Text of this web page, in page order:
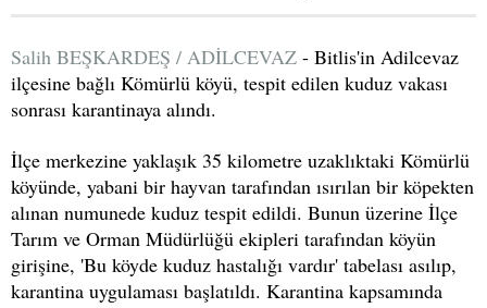
Salih BEŞKARDEŞ / ADİLCEVAZ - Bitlis'in Adilcevaz
ilçesine bağlı Kömürlü köyü, tespit edilen kuduz vakası
sonrası karantinaya alındı.
İlçe merkezine yaklaşık 35 kilometre uzaklıktaki Kömürlü
köyünde, yabani bir hayvan tarafından ısırılan bir köpekten
alınan numunede kuduz tespit edildi. Bunun üzerine İlçe
Tarım ve Orman Müdürlüğü ekipleri tarafından köyün
girişine, 'Bu köyde kuduz hastalığı vardır' tabelası asılıp,
karantina uygulaması başlatıldı. Karantina kapsamında